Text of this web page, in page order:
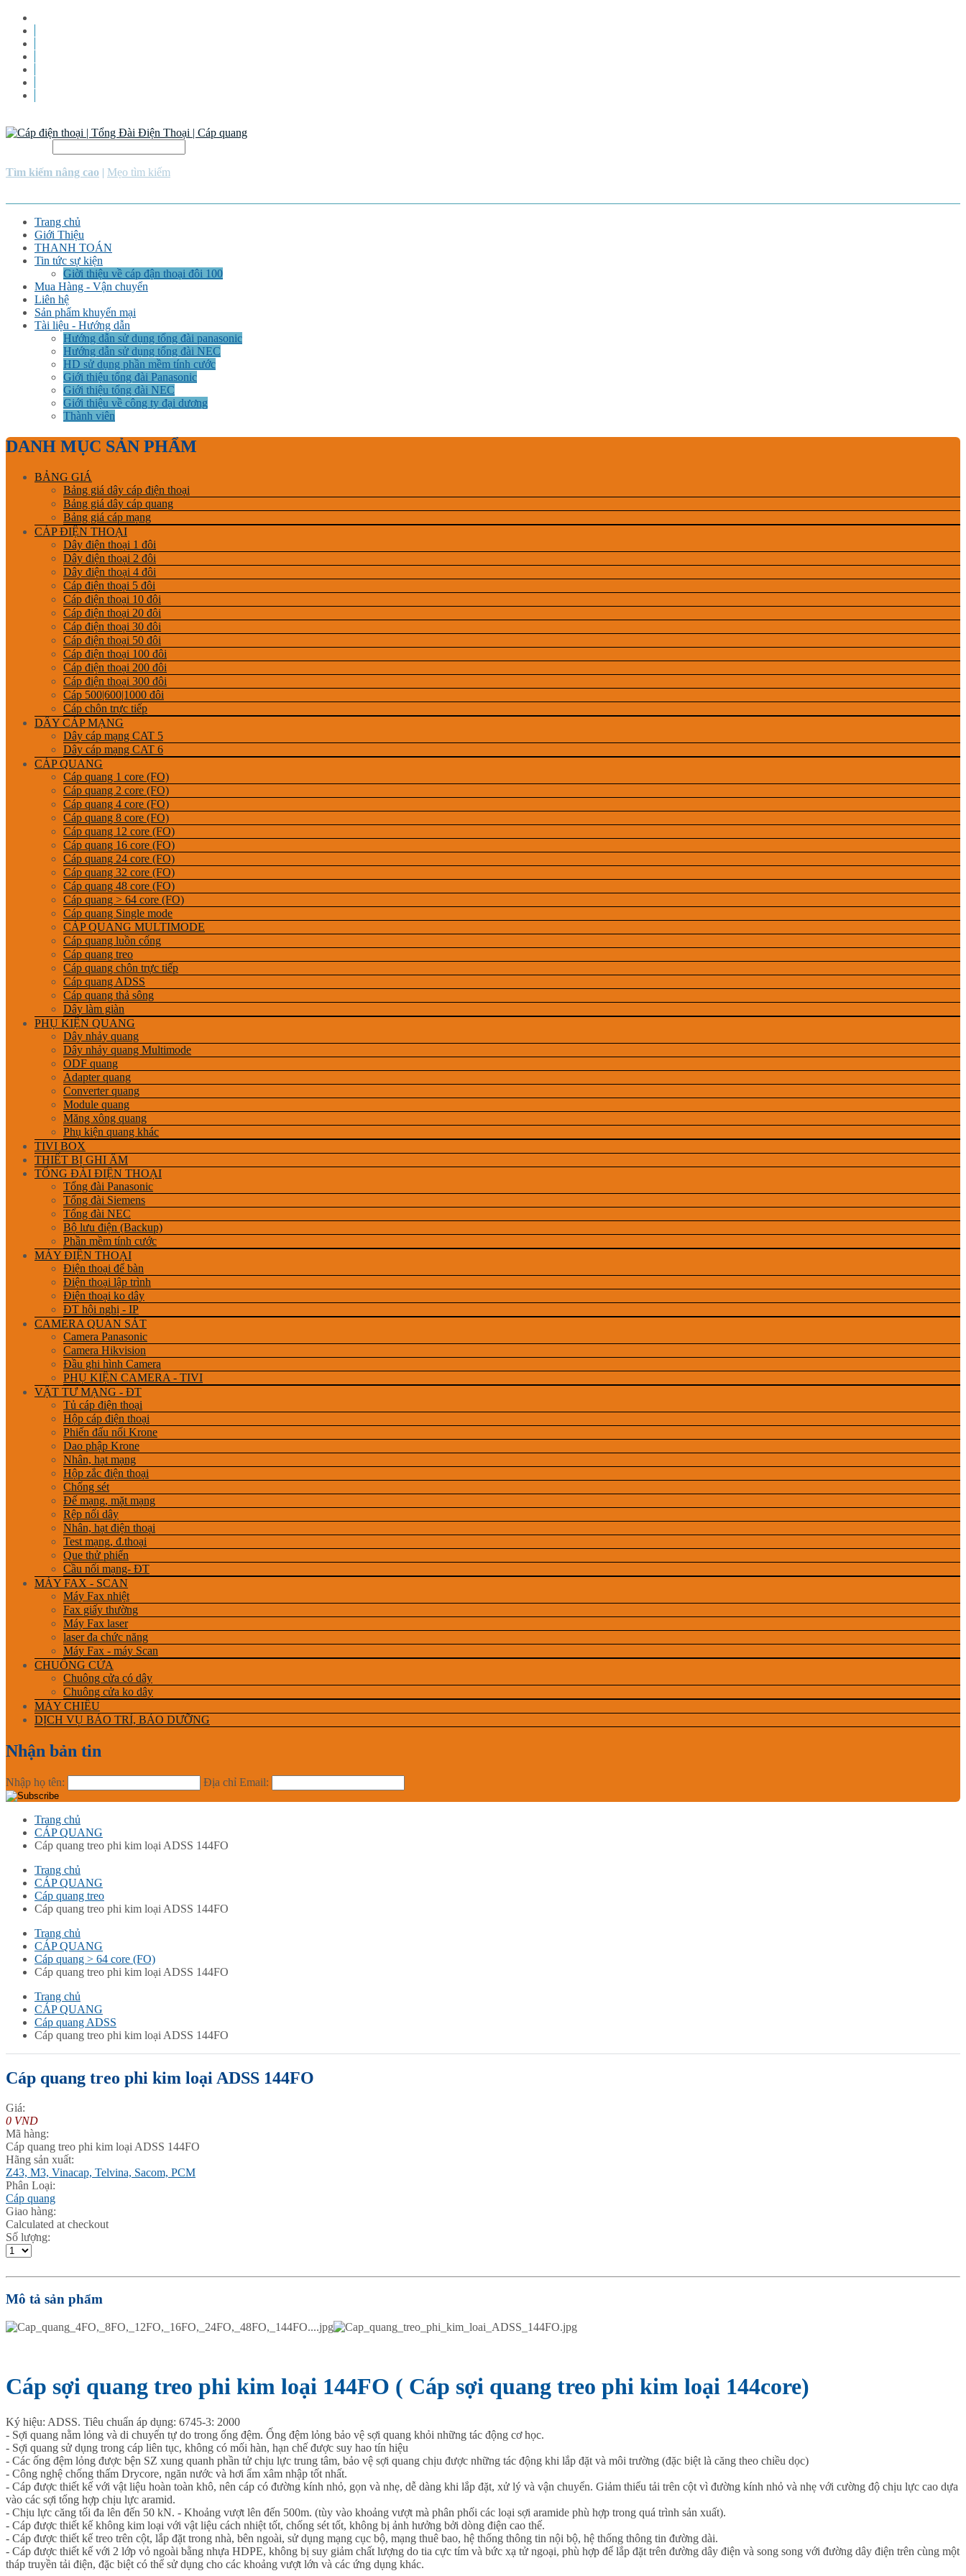
Tìm kiếm nâng cao | Mẹo tìm kiếm
Trang chủ
Giới Thiệu
THANH TOÁN
Tin tức sự kiện
Giời thiệu về cáp đận thoại đôi 100
Mua Hàng - Vận chuyển
Liên hệ
Sản phẩm khuyến mại
Tài liệu - Hướng dẫn
Hướng dẫn sử dụng tổng đài panasonic
Hướng dẫn sử dụng tổng đài NEC
HD sử dụng phần mềm tính cước
Giới thiệu tổng đài Panasonic
Giới thiệu tổng đài NEC
Giới thiệu về công ty đại dương
Thành viên
DANH MỤC SẢN PHẨM
BẢNG GIÁ
Bảng giá dây cáp điện thoại
Bảng giá dây cáp quang
Bảng giá cáp mạng
CÁP ĐIỆN THOẠI
Dây điện thoại 1 đôi
Dây điện thoại 2 đôi
Dây điện thoại 4 đôi
Cáp điện thoại 5 đôi
Cáp điện thoại 10 đôi
Cáp điện thoại 20 đôi
Cáp điện thoại 30 đôi
Cáp điện thoại 50 đôi
Cáp điện thoại 100 đôi
Cáp điện thoại 200 đôi
Cáp điện thoại 300 đôi
Cáp 500|600|1000 đôi
Cáp chôn trực tiếp
DÂY CÁP MẠNG
Dây cáp mạng CAT 5
Dây cáp mạng CAT 6
CÁP QUANG
Cáp quang 1 core (FO)
Cáp quang 2 core (FO)
Cáp quang 4 core (FO)
Cáp quang 8 core (FO)
Cáp quang 12 core (FO)
Cáp quang 16 core (FO)
Cáp quang 24 core (FO)
Cáp quang 32 core (FO)
Cáp quang 48 core (FO)
Cáp quang > 64 core (FO)
Cáp quang Single mode
CÁP QUANG MULTIMODE
Cáp quang luồn cống
Cáp quang treo
Cáp quang chôn trực tiếp
Cáp quang ADSS
Cáp quang thả sông
Dây làm giàn
PHỤ KIỆN QUANG
Dây nhảy quang
Dây nhảy quang Multimode
ODF quang
Adapter quang
Converter quang
Module quang
Măng xông quang
Phụ kiện quang khác
TIVI BOX
THIẾT BỊ GHI ÂM
TỔNG ĐÀI ĐIỆN THOẠI
Tổng đài Panasonic
Tổng đài Siemens
Tổng đài NEC
Bộ lưu điện (Backup)
Phần mềm tính cước
MÁY ĐIỆN THOẠI
Điện thoại để bàn
Điện thoại lập trình
Điện thoại ko dây
ĐT hội nghị - IP
CAMERA QUAN SÁT
Camera Panasonic
Camera Hikvision
Đầu ghi hình Camera
PHỤ KIỆN CAMERA - TIVI
VẬT TƯ MẠNG - ĐT
Tủ cáp điện thoại
Hộp cáp điện thoại
Phiến đấu nối Krone
Dao phập Krone
Nhân, hạt mạng
Hộp zắc điện thoại
Chống sét
Đế mạng, mặt mạng
Rệp nối dây
Nhân, hạt điện thoại
Test mạng, đ.thoại
Que thử phiến
Cầu nối mạng- ĐT
MÁY FAX - SCAN
Máy Fax nhiệt
Fax giấy thường
Máy Fax laser
laser đa chức năng
Máy Fax - máy Scan
CHUÔNG CỬA
Chuông cửa có dây
Chuông cửa ko dây
MÁY CHIẾU
DỊCH VỤ BẢO TRỈ, BẢO DƯỠNG
Nhận bản tin
Nhập họ tên: Địa chỉ Email:
Trang chủ
CÁP QUANG
Cáp quang treo phi kim loại ADSS 144FO
Trang chủ
CÁP QUANG
Cáp quang treo
Cáp quang treo phi kim loại ADSS 144FO
Trang chủ
CÁP QUANG
Cáp quang > 64 core (FO)
Cáp quang treo phi kim loại ADSS 144FO
Trang chủ
CÁP QUANG
Cáp quang ADSS
Cáp quang treo phi kim loại ADSS 144FO
Cáp quang treo phi kim loại ADSS 144FO
Giá:
0 VND
Mã hàng:
Cáp quang treo phi kim loại ADSS 144FO
Hãng sản xuất:
Z43, M3, Vinacap, Telvina, Sacom, PCM
Phân Loại:
Cáp quang
Giao hàng:
Calculated at checkout
Số lượng:
Mô tả sản phẩm
Cáp sợi quang treo phi kim loại 144FO ( Cáp sợi quang treo phi kim loại 144core)
Ký hiệu: ADSS. Tiêu chuẩn áp dụng: 6745-3: 2000
- Sợi quang nằm lỏng và di chuyển tự do trong ống đệm. Ống đệm lỏng bảo vệ sợi quang khỏi những tác động cơ học.
- Sợi quang sử dụng trong cáp liên tục, không có mối hàn, hạn chế được suy hao tín hiệu
- Các ống đệm lỏng được bện SZ xung quanh phần tử chịu lực trung tâm, bảo vệ sợi quang chịu được những tác động khi lắp đặt và môi trường (đặc biệt là căng theo chiều dọc)
- Công nghệ chống thấm Drycore, ngăn nước và hơi ẩm xâm nhập tốt nhất.
- Cáp được thiết kế với vật liệu hoàn toàn khô, nên cáp có đường kính nhỏ, gọn và nhẹ, dễ dàng khi lắp đặt, xử lý và vận chuyển. Giảm thiểu tải trên cột vì đường kính nhỏ và nhẹ với cường độ chịu lực cao dựa
vào các sợi tổng hợp chịu lực aramid.
- Chịu lực căng tối đa lên đến 50 kN. - Khoảng vượt lên đến 500m. (tùy vào khoảng vượt mà phân phối các loại sợi aramide phù hợp trong quá trình sản xuất).
- Cáp được thiết kế không kim loại với vật liệu cách nhiệt tốt, chống sét tốt, không bị ảnh hưởng bởi dòng điện cao thế.
- Cáp được thiết kế treo trên cột, lắp đặt trong nhà, bên ngoài, sử dụng mạng cục bộ, mạng thuê bao, hệ thống thông tin nội bộ, hệ thống thông tin đường dài.
- Cáp được thiết kế với 2 lớp vỏ ngoài bằng nhựa HDPE, không bị suy giảm chất lượng do tia cực tím và bức xạ tử ngoại, phù hợp để lắp đặt trên đường dây điện và song song với đường dây điện trên cùng một
tháp truyền tải điện, đặc biệt có thể sử dụng cho các khoảng vượt lớn và các ứng dụng khác.